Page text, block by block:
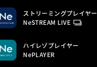
ストリーミングプレイヤー
NeSTREAM LIVE
ハイレゾプレイヤー
NePLAYER